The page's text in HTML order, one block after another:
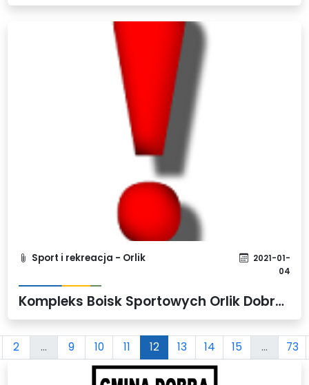
Sport i rekreacja - Orlik
2021-01-
04
Kompleks Boisk Sportowych Orlik Dobra zamknięty do odwołania
2 ... 9 10 11 12 13 14 15 ... 73